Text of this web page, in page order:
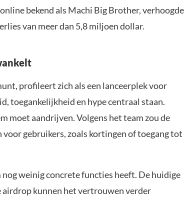
bekend als Machi Big Brother, verhoogde
van meer dan 5,8 miljoen dollar.
profileert zich als een lanceerplek voor
toegankelijkheid en hype centraal staan.
moet aandrijven. Volgens het team zou de
gebruikers, zoals kortingen of toegang tot
weinig concrete functies heeft. De huidige
kunnen het vertrouwen verder